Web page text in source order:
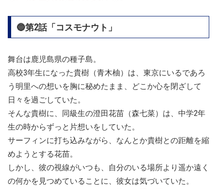
🔵第2話「コスモナウト」
舞台は鹿児島県の種子島。
高校3年生になった貴樹（青木柚）は、東京にいるであろ
う明里への想いを胸に秘めたまま、どこか心を閉ざして
日々を過ごしていた。
そんな貴樹に、同級生の澄田花苗（森七菜）は、中学2年
生の時からずっと片想いをしていた。
サーフィンに打ち込みながら、なんとか貴樹との距離を縮
めようとする花苗。
しかし、彼の視線がいつも、自分のいる場所より遥か遠く
の何かを見つめていることに、彼女は気づいていた。